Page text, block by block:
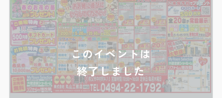
このイベントは
終了しました